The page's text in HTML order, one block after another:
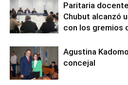
Paritaria
Chubut alcanzó
con los gremios
Agustina
concejal